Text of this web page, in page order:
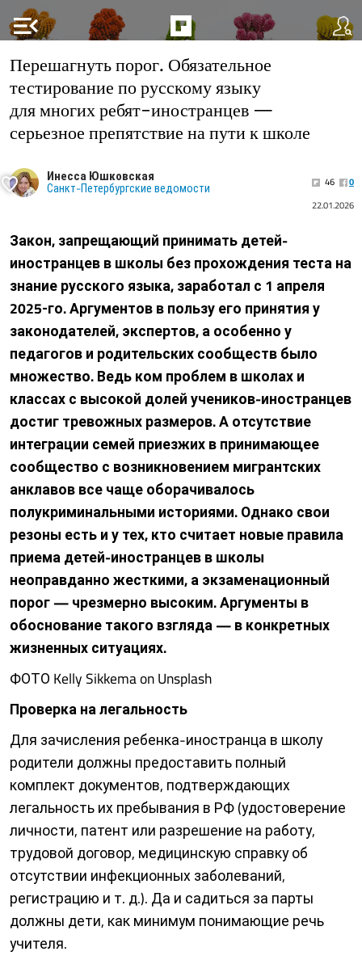
menu_open
Перешагнуть порог. Обязательное
тестирование по русскому языку
для многих ребят-иностранцев —
серьезное препятствие на пути к школе
Инесса Юшковская
Санкт-Петербургские ведомости 46
0
22.01.2026
Закон, запрещающий принимать детей-
иностранцев в школы без прохождения теста на
знание русского языка, заработал с 1 апреля
2025‑го. Аргументов в пользу его принятия у
законодателей, экспертов, а особенно у
педагогов и родительских сообществ было
множество. Ведь ком проблем в школах и
классах с высокой долей учеников-иностранцев
достиг тревожных размеров. А отсутствие
интеграции семей приезжих в принимающее
сообщество с возникновением мигрантских
анклавов все чаще оборачивалось
полукриминальными историями. Однако свои
резоны есть и у тех, кто считает новые правила
приема детей-иностранцев в школы
неоправданно жесткими, а экзаменационный
порог — чрезмерно высоким. Аргументы в
обоснование такого взгляда — в конкретных
жизненных ситуациях.
ФОТО Kelly Sikkema on Unsplash
Проверка на легальность
Для зачисления ребенка-иностранца в школу
родители должны предоставить полный
комплект документов, подтверждающих
легальность их пребывания в РФ (удостоверение
личности, патент или разрешение на работу,
трудовой договор, медицинскую справку об
отсутствии инфекционных заболеваний,
регистрацию и т. д.). Да и садиться за парты
должны дети, как минимум понимающие речь
учителя.